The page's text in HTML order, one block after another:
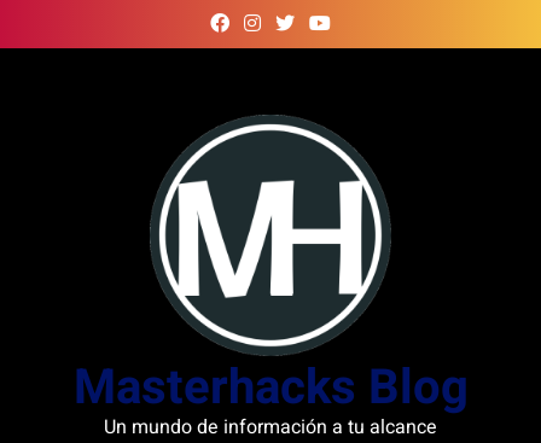
to
Masterhacks Blog
Un mundo de información a tu alcance